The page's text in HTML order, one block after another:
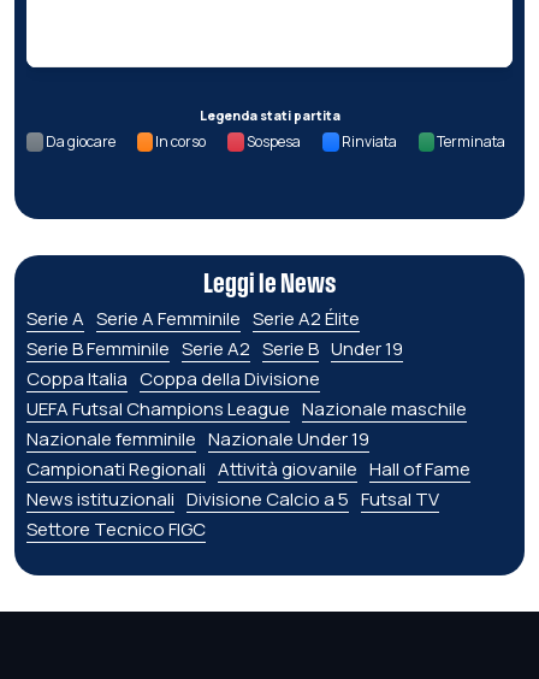
Legenda stati partita
Da giocare In corso Sospesa Rinviata Terminata
Leggi le News
Serie A Serie A Femminile Serie A2 Élite
Serie B Femminile Serie A2 Serie B Under 19
Coppa Italia Coppa della Divisione
UEFA Futsal Champions League Nazionale maschile
Nazionale femminile Nazionale Under 19
Campionati Regionali Attività giovanile Hall of Fame
News istituzionali Divisione Calcio a 5 Futsal TV
Settore Tecnico FIGC